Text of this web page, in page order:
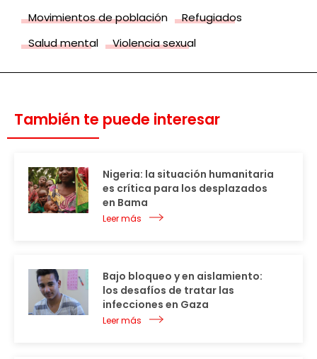
Movimientos de población
Refugiados
Salud mental
Violencia sexual
También te puede interesar
Nigeria: la situación humanitaria
es crítica para los desplazados
en Bama
Leer más
Bajo bloqueo y en aislamiento:
los desafíos de tratar las
infecciones en Gaza
Leer más